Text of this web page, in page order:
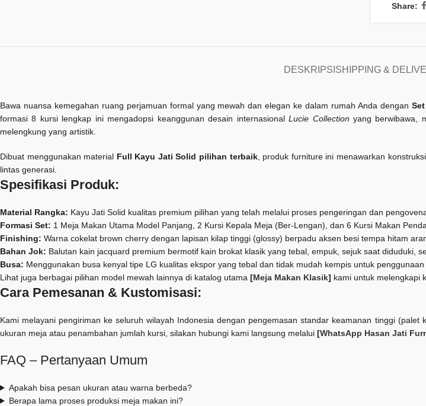
Share:
DESKRIPSI SHIPPING &
Bawa nuansa kemegahan ruang perjamuan formal yang mewah dan elegan ke dalam rumah Anda dengan
formasi 8 kursi lengkap ini mengadopsi keanggunan desain internasionalLucie Collection yang berwibawa,
melengkung yang artistik.
Dibuat menggunakan material Full Kayu Jati Solid pilihan terbaik, produk furniture ini menawarkan
lintas generasi.
Spesifikasi Produk:
Material Rangka: Kayu Jati Solid kualitas premium pilihan yang telah melalui proses pengeringan dan
Formasi Set: 1 Meja Makan Utama Model Panjang, 2 Kursi Kepala Meja (Ber-Lengan), dan 6 Kursi Makan
Finishing: Warna cokelat brown cherry dengan lapisan kilap tinggi (glossy) berpadu aksen besi tempa hitam
Bahan Jok: Balutan kain jacquard premium bermotif kain brokat klasik yang tebal, empuk, sejuk saat diduduki,
Busa: Menggunakan busa kenyal tipe LG kualitas ekspor yang tebal dan tidak mudah kempis untuk penggunaan
Lihat juga berbagai pilihan model mewah lainnya di katalog utama [Meja Makan Klasik] kami untuk melengkapi
Cara Pemesanan & Kustomisasi:
Kami melayani pengiriman ke seluruh wilayah Indonesia dengan pengemasan standar keamanan tinggi
ukuran meja atau penambahan jumlah kursi, silakan hubungi kami langsung melalui [WhatsApp Hasan Jati
FAQ – Pertanyaan Umum
Apakah bisa pesan ukuran atau warna berbeda?
Berapa lama proses produksi meja makan ini?